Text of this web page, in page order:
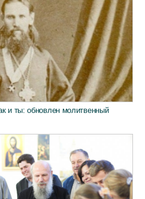
и ты: обновлен молитвенный